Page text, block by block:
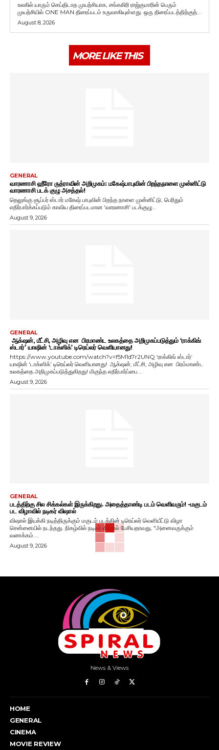
உலகில் யாரும் செய்திடாத முயற்சியாக, சங்ககிரி ராஜ்குமாரின் பெரும்
முயற்சியில் ONE MAN திரைப்படம் உருவாகியுள்ளது. ஒரு திரைப்படத்திற்குத்...
August 8, 2026
MORE LIKE THIS
GENERAL
வாரணாசி ஹீரோ ருத்ராவின் அறிமுகம்: மகேஷ்பாபுவின் பிறந்தநாளை முன்னிட்டு
வாரணாசி படக் குழு அசத்தல்!
தெலுங்கு சூப்பர் ஸ்டார் மகேஷ் பாபுவின் பிறந்த நாளை முன்னிட்டு, பெரிதும்
எதிர்பார்க்கப்படும் காவிய திரைப்படமான 'வாரணாசி' படக்குழு...
August 9, 2026
GENERAL
ஆக்‌ஷன், மீட்சி, அழிவு என பிரமாண்ட உலகத்தை அறிமுகப்படுத்தும் ‘ராக்கிங்
ஸ்டார்’ யாஷின் ‘டாக்ஸிக்’ டிரெய்லர் வெளியானது!
https://www.youtube.com/watch?v=f5M1d7r2UNQ ‘ராக்கிங் ஸ்டார்’
யாஷின் ‘டாக்ஸிக்’ டிரெய்லர் வெளியானது! ஆக்‌ஷன், மீட்சி, அழிவு என பிரம்மாண்ட
உலகத்தை அறிமுகப்படுத்துகிறது! மிகுந்த எதிர்பார்ப்பை...
August 9, 2026
GENERAL
படத்திற்கு சில சிக்கல்கள் இருக்கிறது. அதைத்தாண்டி படம் வெளிவரும்! -மகுடம்
பட விழாவில் நடிகர் விஷால்
விஷால் இயக்கி நடித்திருக்கும் மகுடம் படத்தின் டிரெய்லர் வெளியீட்டு விழா
சென்னையில் நடந்தது. நிகழ்வில் நடிகர் விஷால் பேசியதாவது, "அனைவருக்கும்
வணக்கம்....
August 9, 2026
News & Views
HOME
GENERAL
CINEMA
MOVIE REVIEW